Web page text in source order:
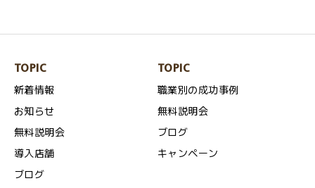
TOPIC
新着情報
お知らせ
無料説明会
導入店舗
ブログ
TOPIC
職業別の成功事例
無料説明会
ブログ
キャンペーン